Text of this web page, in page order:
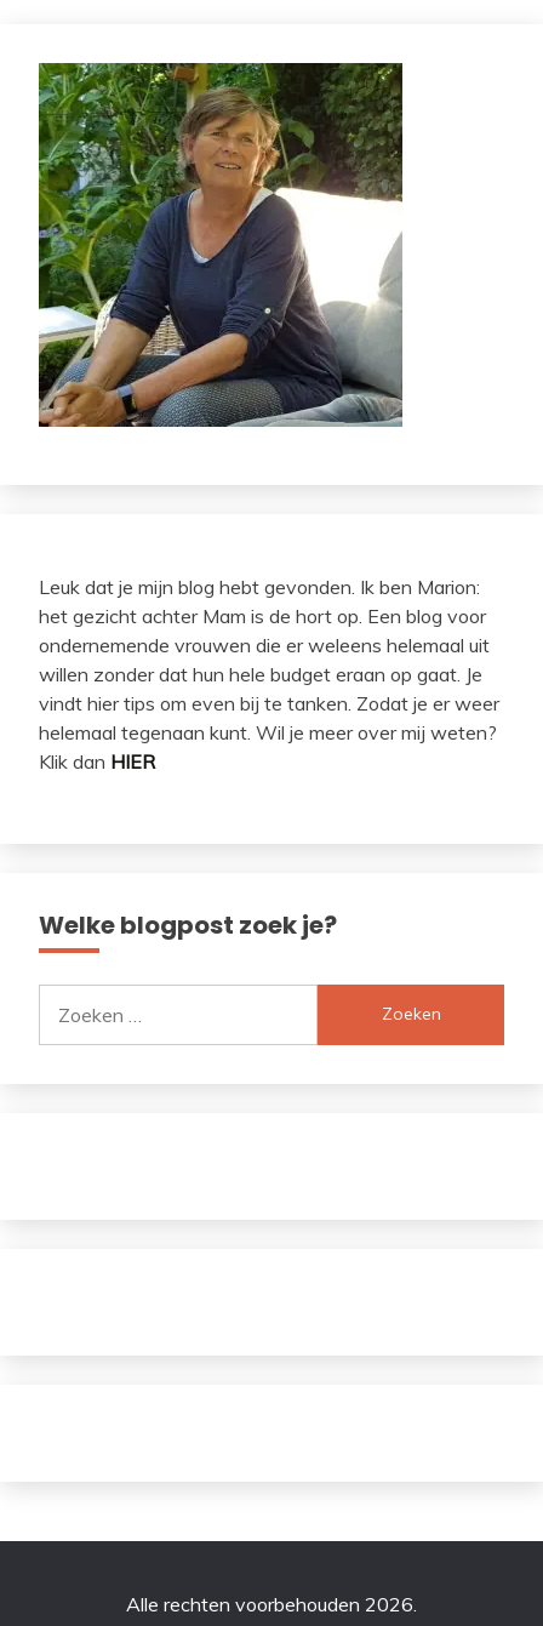
Leuk dat je mijn blog hebt gevonden. Ik ben Marion:
het gezicht achter Mam is de hort op. Een blog voor
ondernemende vrouwen die er weleens helemaal uit
willen zonder dat hun hele budget eraan op gaat. Je
vindt hier tips om even bij te tanken. Zodat je er weer
helemaal tegenaan kunt. Wil je meer over mij weten?
Klik dan HIER
Welke blogpost zoek je?
naar:
Alle rechten voorbehouden 2026.